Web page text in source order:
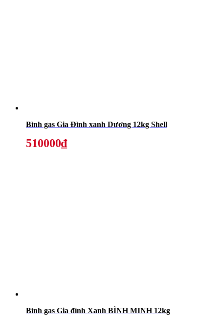
Bình gas Gia Đình xanh Dương 12kg Shell
510000₫
Bình gas Gia đình Xanh BÌNH MINH 12kg